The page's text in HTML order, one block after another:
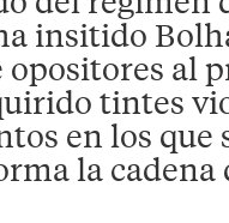
insitido
al
tintes
en los que
la